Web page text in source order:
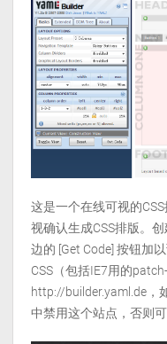
这是一个在线可视的
视确认生成CSS排版。
边的 [Get Code] 按钮加
CSS（包括IE7用的
http://builder.yaml.de，
中禁用这个站点，否则